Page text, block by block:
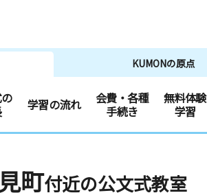
KUMONの原点
学習の流れ
会費・各種
手続き
無料体験
学習
町付近の公文式教室